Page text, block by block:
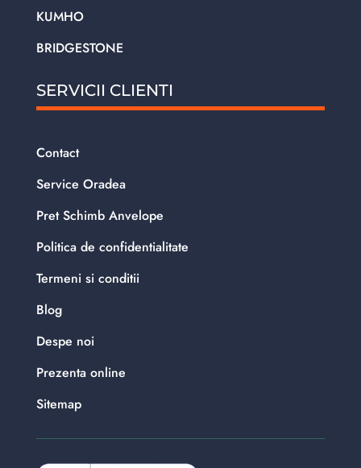
KUMHO
BRIDGESTONE
SERVICII CLIENTI
Contact
Service Oradea
Pret Schimb Anvelope
Politica de confidentialitate
Termeni si conditii
Blog
Despe noi
Prezenta online
Sitemap